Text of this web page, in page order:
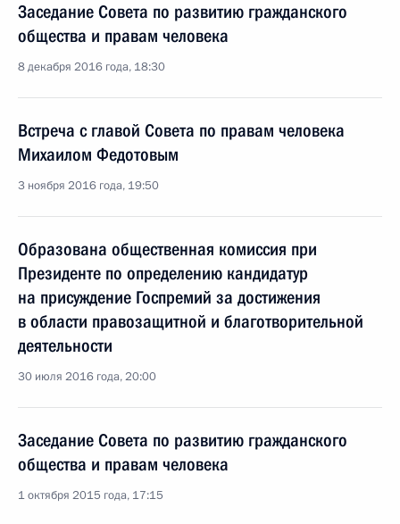
Заседание Совета по развитию гражданского
общества и правам человека
8 декабря 2016 года, 18:30
Встреча с главой Совета по правам человека
Михаилом Федотовым
3 ноября 2016 года, 19:50
Образована общественная комиссия при
Президенте по определению кандидатур
на присуждение Госпремий за достижения
в области правозащитной и благотворительной
деятельности
30 июля 2016 года, 20:00
Заседание Совета по развитию гражданского
общества и правам человека
1 октября 2015 года, 17:15